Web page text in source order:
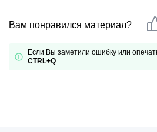
Вам понравился материал?
Если Вы заметили ошибку или
CTRL+Q